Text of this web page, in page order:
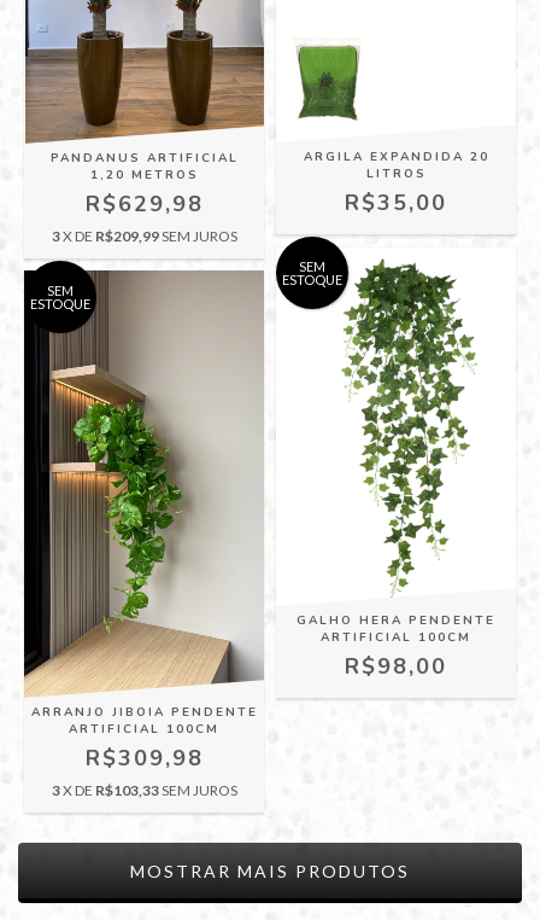
PANDANUS ARTIFICIAL
1,20 METROS
R$629,98
3X DE R$209,99SEM JUROS
ARGILA EXPANDIDA 20
LITROS
R$35,00
SEM
ESTOQUE
ARRANJO JIBOIA PENDENTE
ARTIFICIAL 100CM
R$309,98
3X DE R$103,33SEM JUROS
SEM
ESTOQUE
GALHO HERA PENDENTE
ARTIFICIAL 100CM
R$98,00
MOSTRAR MAIS PRODUTOS